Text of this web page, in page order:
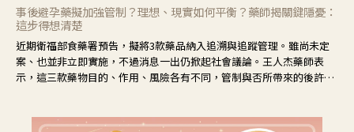
事後避孕藥擬加強管制？理想、現實如何平衡？藥師揭關鍵隱憂：
這步得想清楚
近期衛福部食藥署預告，擬將3款藥品納入追溯與追蹤管理。雖尚未定
案、也並非立即實施，不過消息一出仍掀起社會議論。王人杰藥師表
示，這三款藥物目的、作用、風險各有不同，管制與否所帶來的後許影